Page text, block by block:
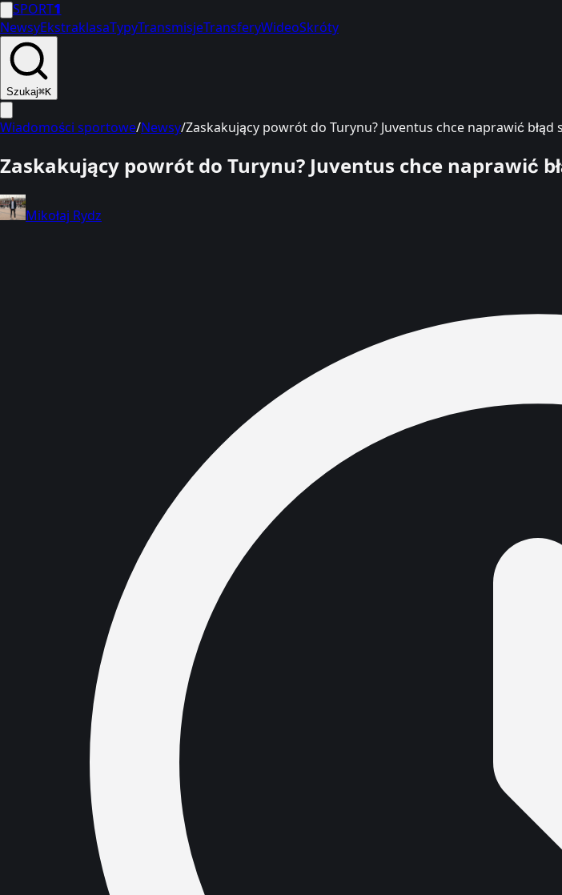
SPORT1
NewsyEkstraklasaTypyTransmisjeTransferyWideoSkróty
Szukaj⌘K
Wiadomości sportowe/Newsy/Zaskakujący powrót do Turynu? Juventus chce naprawić
Zaskakujący powrót do Turynu? Juventus chce naprawić
Mikołaj Rydz